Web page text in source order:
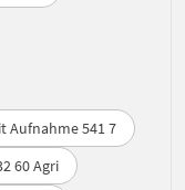
Aufnahme 541 7
60 Agri